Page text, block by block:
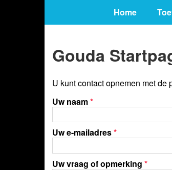
Home
Gouda
U kunt contact opnemen met
Uw naam*
Uw e-mailadres*
Uw vraag of opmerking *